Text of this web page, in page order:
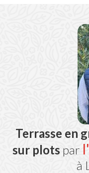
Terrasse en
sur plots par
à